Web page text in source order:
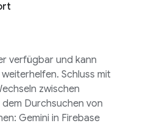
verfügbar und kann
Schluss mit
zwischen
Durchsuchen von
Gemini in Firebase